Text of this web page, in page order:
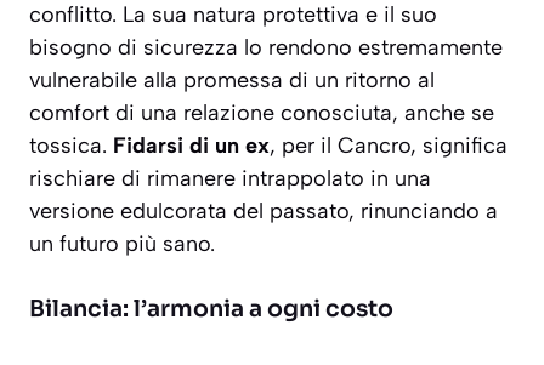
conflitto. La sua natura protettiva e il suo
bisogno di sicurezza lo rendono estremamente
vulnerabile alla promessa di un ritorno al
comfort di una relazione conosciuta, anche se
tossica. Fidarsi di un ex, per il Cancro, significa
rischiare di rimanere intrappolato in una
versione edulcorata del passato, rinunciando a
un futuro più sano.
Bilancia: l’armonia a ogni costo